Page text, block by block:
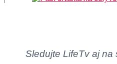
Sledujte LifeTv aj